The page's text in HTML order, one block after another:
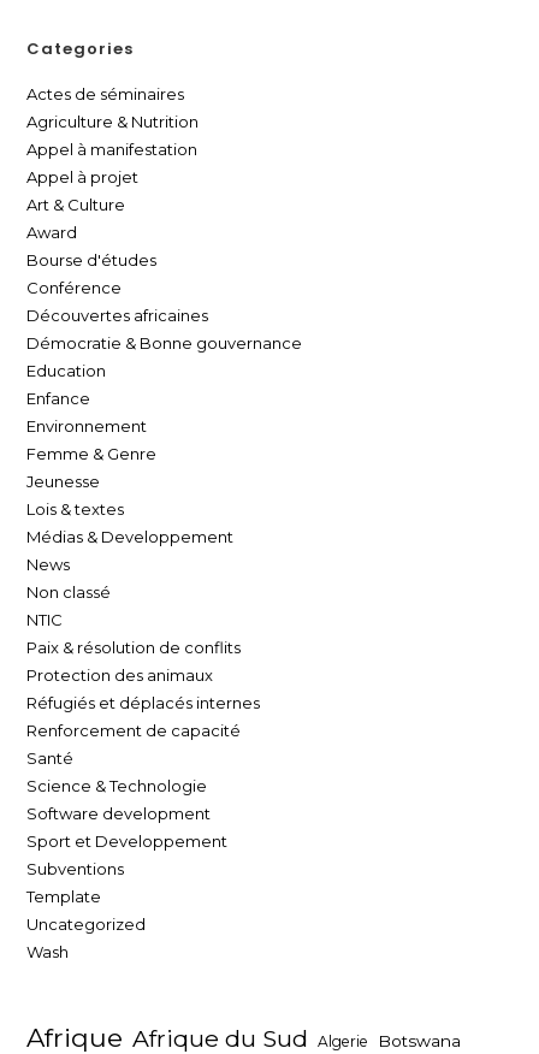
Categories
Actes de séminaires
Agriculture & Nutrition
Appel à manifestation
Appel à projet
Art & Culture
Award
Bourse d'études
Conférence
Découvertes africaines
Démocratie & Bonne gouvernance
Education
Enfance
Environnement
Femme & Genre
Jeunesse
Lois & textes
Médias & Developpement
News
Non classé
NTIC
Paix & résolution de conflits
Protection des animaux
Réfugiés et déplacés internes
Renforcement de capacité
Santé
Science & Technologie
Software development
Sport et Developpement
Subventions
Template
Uncategorized
Wash
Afrique Afrique du Sud Algerie Botswana